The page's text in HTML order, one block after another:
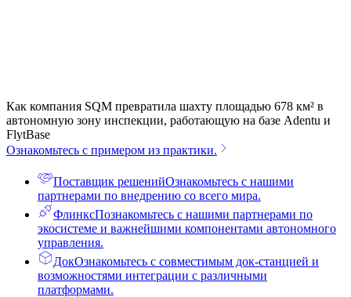
Как компания SQM превратила шахту площадью 678 км² в
автономную зону инспекции, работающую на базе Adentu и
FlytBase
Ознакомьтесь с примером из практики.
Поставщик решенийОзнакомьтесь с нашими
партнерами по внедрению со всего мира.
ФлинксПознакомьтесь с нашими партнерами по
экосистеме и важнейшими компонентами автономного
управления.
ДокОзнакомьтесь с совместимым док-станцией и
возможностями интеграции с различными
платформами.